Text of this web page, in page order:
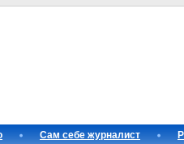
Сам себе журналист